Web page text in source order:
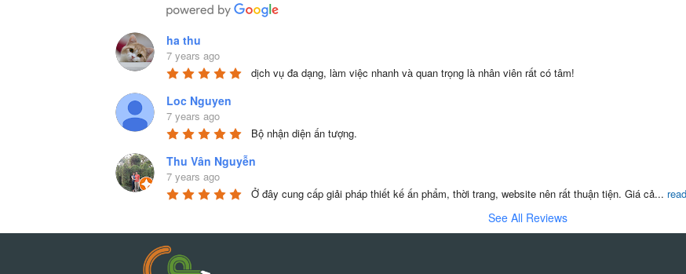
ha thu
7 years ago
dịch vụ đa dạng, làm việc nhanh và quan trọng là nhân viên rất có tâm!
Loc Nguyen
7 years ago
Bộ nhận diện ấn tượng.
Thu Vân Nguyễn
7 years ago
Ở đây cung cấp giải pháp thiết kế ấn phẩm, thời trang, website nên rất thuận tiện. Giá cả...
See All Reviews